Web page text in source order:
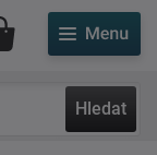
Hledat
Můj účet